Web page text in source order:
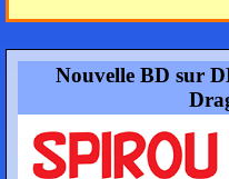
Nouvelle BD sur